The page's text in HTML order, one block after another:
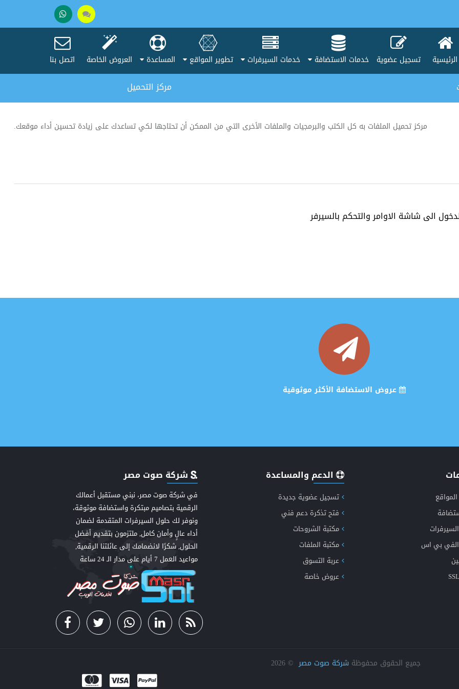
تحدث
مع
الرئيسية تسجيل عضوية خدمات الاستضافة خدمات السيرفرات تطوير المواقع المساعدة العروض الخاصة
اتصل بنا
مركز التحميل
مركز تحميل الملفات به كل الكتب والبرمجيات والملفات الأخرى التي من الممكن أن تحتاجها لكي تساعدك على زيادة تحسين أداء موقعك.
الى شاشة الاوامر والتحكم بالسيرفر
عروض الاستضافة الأكثر موثوقية
انشاء وتصميم موقع اخباري متكامل
الان مميزات طفرة الاخباري الجيل الخامس دعم الذكاء الاصطناعي
بي اس
الدعم والمساعدة
تسجيل عضوية جديدة
فتح تذكرة دعم فني
مكتبة الشروحات
مكتبة الملفات
عربة التسوق
عروض خاصة
شركة صوت مصر
في شركة صوت مصر، نبني مستقبل أعمالك
الرقمية بتصاميم مبتكرة واستضافة موثوقة،
ونوفر لك حلول السيرفرات المتقدمة لضمان
أداء عالٍ وأمان كامل, ملتزمون بتقديم أفضل
الحلول, شكرًا لانضمامك إلى عائلتنا الرقمية,
مواعيد العمل 7 أيام على مدار الـ 24 ساعة
جميع الحقوق محفوظة شركة صوت مصر ©
2026